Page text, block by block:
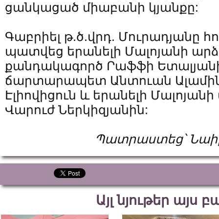
ցանկացած միաբանի կյանքը:
Գաբրիել թ.ծ.վրդ. Մուրադյանը
պատվեց երանելի Մալոյանի
քանդակագործ Րաֆֆի
ճարտարապետ Անտուան
Էլիովիցուն և երանելի
Վարուժ Ներկիզյանին:
Պատրաստեց՝
Այլ նյութեր այս